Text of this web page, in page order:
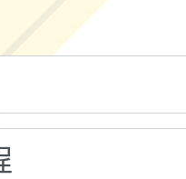
暨教學示
「學習扶助
一-2：國
計畫」
育部表揚
獻獎」實